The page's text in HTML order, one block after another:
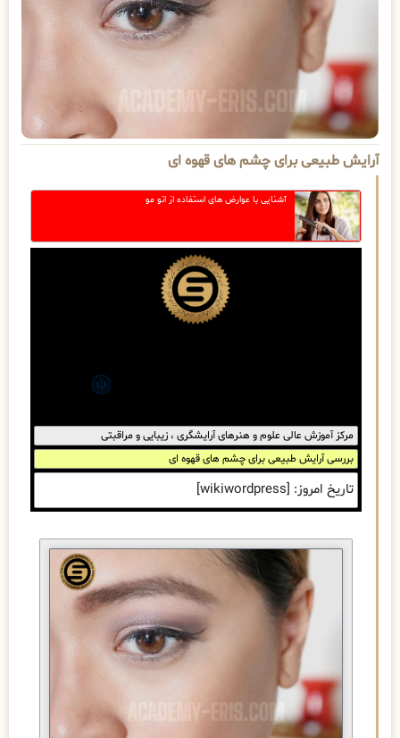
آرایش طبیعی برای چشم های قهوه ای
آشنایی با عوارض های استفاده از اتو مو
مرکز آموزش عالی علوم و هنرهای آرایشگری ، زیبایی و مراقبتی
بررسی آرایش طبیعی برای چشم های قهوه ای
تاریخ امروز: [wikiwordpress]